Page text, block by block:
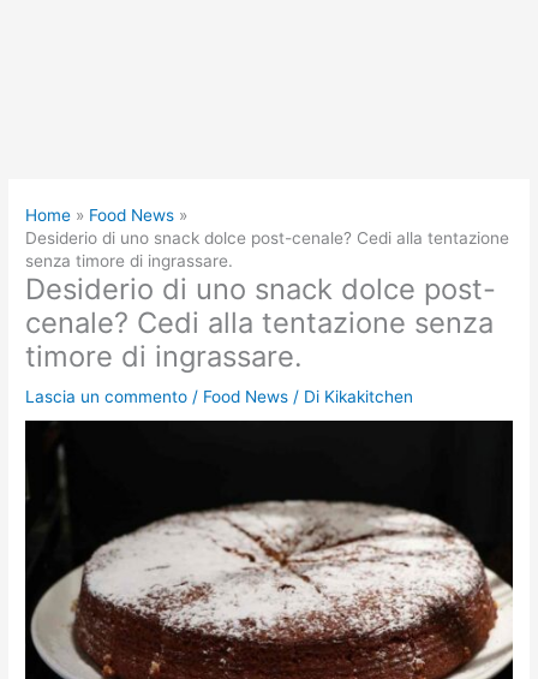
Home
Food News
Desiderio di uno snack dolce post-cenale? Cedi alla tentazione
senza timore di ingrassare.
Desiderio di uno snack dolce post-
cenale? Cedi alla tentazione senza
timore di ingrassare.
Lascia un commento / Food News / Di Kikakitchen